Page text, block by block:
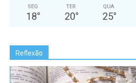
SEG
18°
TER
20°
QUA
25°
Reflexão